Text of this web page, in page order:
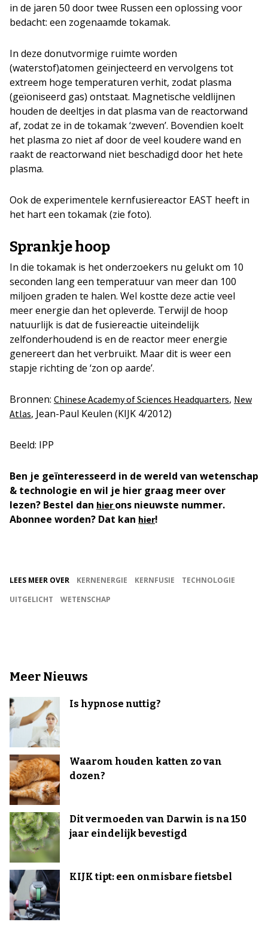
in de jaren 50 door twee Russen een oplossing voor
bedacht: een zogenaamde tokamak.
In deze donutvormige ruimte worden
(waterstof)atomen geïnjecteerd en vervolgens tot
extreem hoge temperaturen verhit, zodat plasma
(geïoniseerd gas) ontstaat. Magnetische veldlijnen
houden de deeltjes in dat plasma van de reactorwand
af, zodat ze in de tokamak ‘zweven’. Bovendien koelt
het plasma zo niet af door de veel koudere wand en
raakt de reactorwand niet beschadigd door het hete
plasma.
Ook de experimentele kernfusiereactor EAST heeft in
het hart een tokamak (zie foto).
Sprankje hoop
In die tokamak is het onderzoekers nu gelukt om 10
seconden lang een temperatuur van meer dan 100
miljoen graden te halen. Wel kostte deze actie veel
meer energie dan het opleverde. Terwijl de hoop
natuurlijk is dat de fusiereactie uiteindelijk
zelfonderhoudend is en de reactor meer energie
genereert dan het verbruikt. Maar dit is weer een
stapje richting de ‘zon op aarde’.
Bronnen: Chinese Academy of Sciences Headquarters, New
Atlas, Jean-Paul Keulen (KIJK 4/2012)
Beeld: IPP
Ben je geïnteresseerd in de wereld van wetenschap
& technologie en wil je hier graag meer over
lezen? Bestel dan hierons nieuwste nummer.
Abonnee worden? Dat kan hier!
LEES MEER OVER KERNENERGIE KERNFUSIE
TECHNOLOGIE
UITGELICHT
WETENSCHAP
Meer Nieuws
Is hypnose nuttig?
Waarom houden katten zo van
dozen?
Dit vermoeden van Darwin is na 150
jaar eindelijk bevestigd
KIJK tipt: een onmisbare fietsbel